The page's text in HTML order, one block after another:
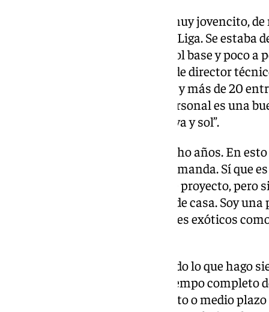
Experiencia en Dubai: “Me fui muy jovencito,
malagueño, a un proyecto de LaLiga. Se
fui como un entrenador de fútbol base y poco a
más responsabilidad. Terminé de director
terminamos con 300 jugadores y más de 20
a mejorar y aprender. A nivel personal es una
ciudad que te ofrece mucha playa y sol”.
Vuelta a España: “Justo hace ocho años. En
límites o no. La pelota es la que manda. Sí que
estamos muy centrados en este proyecto, pero
bonito tener un proyecto cerca de casa. Soy
vivir experiencias fuera, en países exóticos
¿Dónde se ve en unos años? “Todo lo que
suerte de seguir trabajando a tiempo completo
objetivo de llegar a la élite. A corto o medio